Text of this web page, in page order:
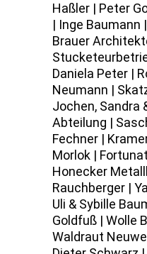
Haßler | Peter
| Inge Baumann
Brauer
Daniela Peter |
Neumann |
Jochen, Sandra
Abteilung |
Fechner |
Morlok |
Honecker
Rauchberger |
Uli & Sybille
Goldfuß | Wolle
Waldraut